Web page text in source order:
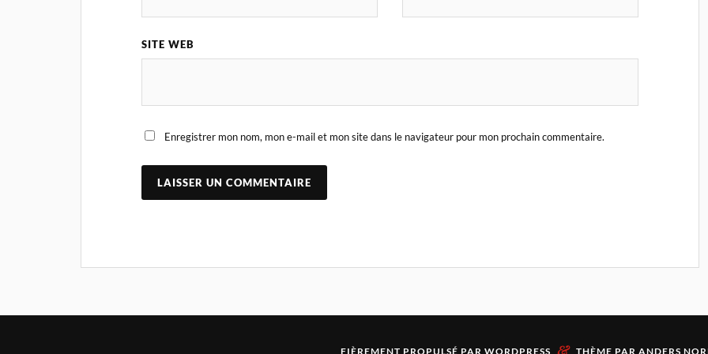
SITE WEB
Enregistrer mon nom, mon e-mail et mon site dans le navigateur pour mon prochain commentaire.
FIÈREMENT PROPULSÉ PAR WORDPRESS THÈME PAR ANDERS